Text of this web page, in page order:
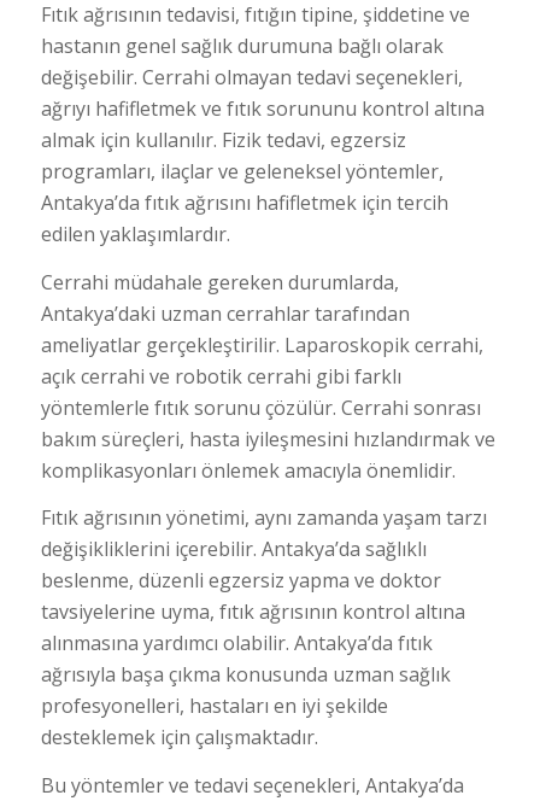
Fıtık ağrısının tedavisi, fıtığın tipine, şiddetine ve
hastanın genel sağlık durumuna bağlı olarak
değişebilir. Cerrahi olmayan tedavi seçenekleri,
ağrıyı hafifletmek ve fıtık sorununu kontrol altına
almak için kullanılır. Fizik tedavi, egzersiz
programları, ilaçlar ve geleneksel yöntemler,
Antakya’da fıtık ağrısını hafifletmek için tercih
edilen yaklaşımlardır.
Cerrahi müdahale gereken durumlarda,
Antakya’daki uzman cerrahlar tarafından
ameliyatlar gerçekleştirilir. Laparoskopik cerrahi,
açık cerrahi ve robotik cerrahi gibi farklı
yöntemlerle fıtık sorunu çözülür. Cerrahi sonrası
bakım süreçleri, hasta iyileşmesini hızlandırmak ve
komplikasyonları önlemek amacıyla önemlidir.
Fıtık ağrısının yönetimi, aynı zamanda yaşam tarzı
değişikliklerini içerebilir. Antakya’da sağlıklı
beslenme, düzenli egzersiz yapma ve doktor
tavsiyelerine uyma, fıtık ağrısının kontrol altına
alınmasına yardımcı olabilir. Antakya’da fıtık
ağrısıyla başa çıkma konusunda uzman sağlık
profesyonelleri, hastaları en iyi şekilde
desteklemek için çalışmaktadır.
Bu yöntemler ve tedavi seçenekleri, Antakya’da